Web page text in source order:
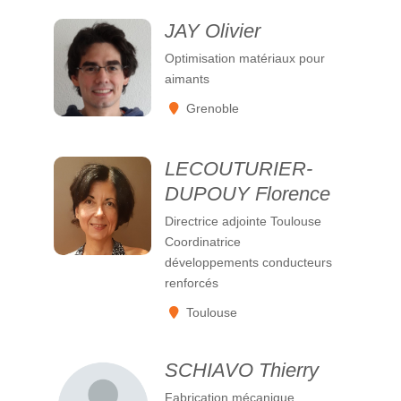
JAY Olivier
Optimisation matériaux pour
aimants
Grenoble
LECOUTURIER-
DUPOUY Florence
Directrice adjointe Toulouse
Coordinatrice
développements conducteurs
renforcés
Toulouse
SCHIAVO Thierry
Fabrication mécanique